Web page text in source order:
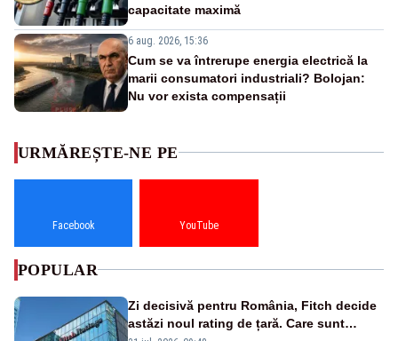
capacitate maximă
6 aug. 2026, 15:36
Cum se va întrerupe energia electrică la
marii consumatori industriali? Bolojan:
Nu vor exista compensații
URMĂREȘTE-NE PE
Facebook YouTube
POPULAR
Zi decisivă pentru România, Fitch decide
astăzi noul rating de țară. Care sunt